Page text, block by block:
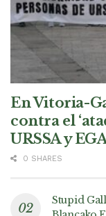
En Vitoria-
contra el
URSSA y
0 SHARES
Stupid